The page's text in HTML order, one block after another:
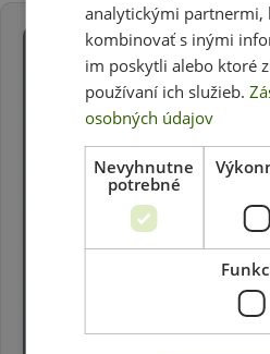
analytickými partnermi,
kombinovať s inými
im poskytli alebo ktoré
používaní ich služieb.
osobných údajov
Nevyhnutne
potrebné